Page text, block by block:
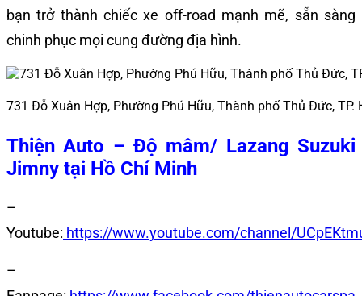
bạn trở thành chiếc xe off-road mạnh mẽ, sẵn sàng
chinh phục mọi cung đường địa hình.
731 Đỗ Xuân Hợp, Phường Phú Hữu, Thành phố Thủ Đức, TP.
Thiện Auto – Độ mâm/ Lazang Suzuki
Jimny tại Hồ Chí Minh
–
Youtube: https://www.youtube.com/channel/
–